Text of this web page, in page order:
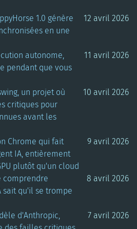
1.0 génère
en une
12 avril 2026
autonome,
pendant que vous
11 avril 2026
un projet où
critiques pour
avant les
10 avril 2026
Chrome qui fait
IA, entièrement
plutôt qu'un cloud
9 avril 2026
comprendre
sait qu'il se trompe
8 avril 2026
d'Anthropic,
7 avril 2026